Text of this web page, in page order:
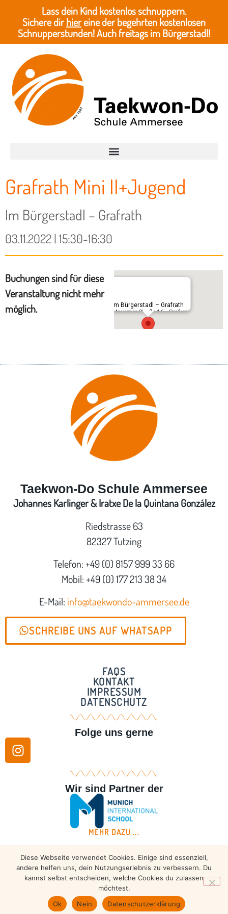
Lass dein Kind kostenlos schnuppern.
Sichere dirhiereine der begehrten kostenlosen
Schnupperstunden! Auch freitags im Bürgerstadl!
Grafrath Mini II+Jugend
Im Bürgerstadl – Grafrath
03.11.2022 | 15:30-16:30
Buchungen sind für diese
Veranstaltung nicht mehr
möglich.
Im Bürgerstadl – Grafrath
Mauerner Straße 16 - Grafrath
Taekwon-Do Schule Ammersee
Johannes Karlinger & Iratxe De la Quintana González
Riedstrasse 63
82327 Tutzing
Telefon: +49 (0) 8157 999 33 66
Mobil: +49 (0) 177 213 38 34
E-Mail: info@taekwondo-ammersee.de
SCHREIBE UNS AUF WHATSAPP
FAQS
KONTAKT
IMPRESSUM
DATENSCHUTZ
Folge uns gerne
Wir sind Partner der
MEHR DAZU ...
Copyright © 2026 – Taekwondo Ammersee | All rights
reserved.
Diese Webseite verwendet Cookies. Einige sind essenziell,
andere helfen uns, dein Nutzungserlebnis zu verbessern. Du
kannst selbst entscheiden, welche Cookies du zulassen
möchtest.
Ok
Nein Datenschutzerklärung